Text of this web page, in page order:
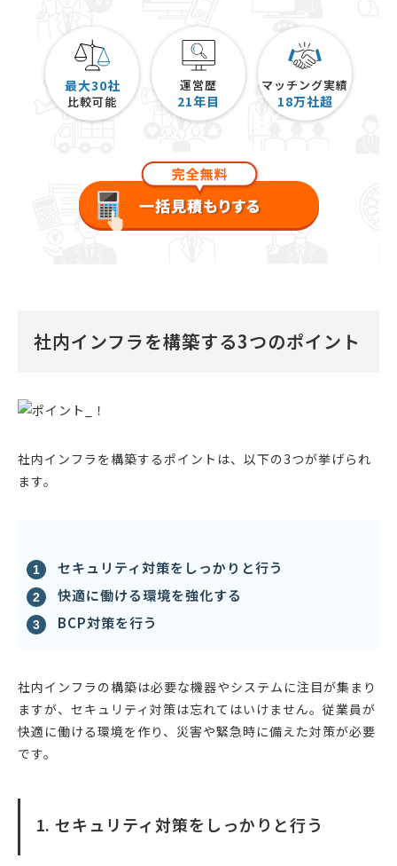
最大30社
比較可能
運営歴
21年目
マッチング実績
18万社超
社内インフラを構築する3つのポイント
社内インフラを構築するポイントは、以下の3つが挙げられ
ます。
セキュリティ対策をしっかりと行う
快適に働ける環境を強化する
BCP対策を行う
社内インフラの構築は必要な機器やシステムに注目が集まり
ますが、セキュリティ対策は忘れてはいけません。従業員が
快適に働ける環境を作り、災害や緊急時に備えた対策が必要
です。
1. セキュリティ対策をしっかりと行う